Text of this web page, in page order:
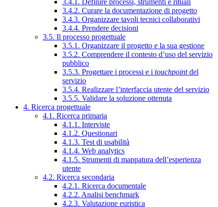
3.4.1. Definire processi, strumenti e rituali
3.4.2. Curare la documentazione di progetto
3.4.3. Organizzare tavoli tecnici collaborativi
3.4.4. Prendere decisioni
3.5. Il processo progettuale
3.5.1. Organizzare il progetto e la sua gestione
3.5.2. Comprendere il contesto d’uso del servizio
pubblico
3.5.3. Progettare i processi e i touchpointdel
servizio
3.5.4. Realizzare l’interfaccia utente del servizio
3.5.5. Validare la soluzione ottenuta
4. Ricerca progettuale
4.1. Ricerca primaria
4.1.1. Interviste
4.1.2. Questionari
4.1.3. Test di usabilità
4.1.4. Web analytics
4.1.5. Strumenti di mappatura dell’esperienza
utente
4.2. Ricerca secondaria
4.2.1. Ricerca documentale
4.2.2. Analisi benchmark
4.2.3. Valutazione euristica